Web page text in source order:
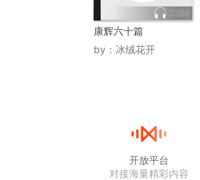
2368
康辉六十篇
by： 冰绒花开
开放平台
对接海量精彩内容